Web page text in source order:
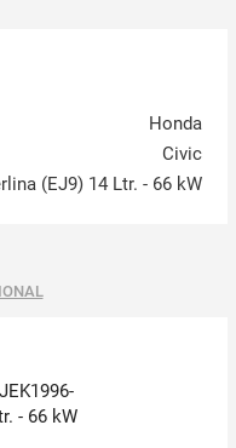
Honda
Civic
(EJ9) 14 Ltr. - 66 kW
- 66 kW